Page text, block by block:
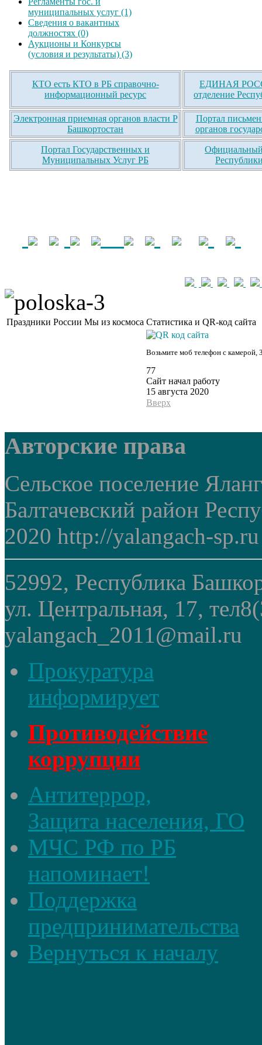
муниципальных услуг (1)
Сведения о вакантных
должностях (0)
Аукционы и Конкурсы
(условия и результаты) (3)
КТО есть КТО в РБ справочно-
информационный ресурс
ЕДИНАЯ
отделение
Электронная приемная органов власти Р
Башкортостан
Портал
органов
Портал Государственных и
Муниципальных Услуг РБ
Официальный
Праздники России Мы из космоса Статистика и QR-код сайта
Возьмите моб телефон с камерой,
77
Сайт начал работу
15 августа 2020
Вверх
Авторские права
Сельское поселение
Балтачевский район
2020 http://yalangach-sp.ru
52992, Республика
ул. Центральная, 17,
yalangach_2011@mail.ru
Прокуратура
информирует
Противодействие
коррупции
Антитеррор,
Защита населения, ГО
МЧС РФ по РБ
напоминает!
Поддержка
предпринимательства
Вернуться к началу